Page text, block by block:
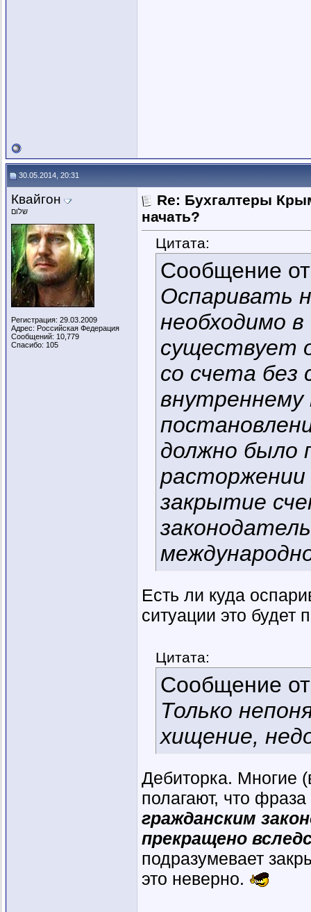
30.05.2014, 20:31
Квайгон
שלום
Регистрация: 29.03.2009
Адрес: Российская Федерация
Сообщений: 10,779
Спасибо: 105
Re: Бухгалтеры
начать?
Цитата:
Сообщение
Оспаривать
необходимо
существует
со счета без
внутреннему
должно было
расторжении
закрытие
Есть ли куда
ситуации это будет
Цитата:
Сообщение
Только
хищение,
Дебиторка. Многие
полагают, что
гражданским
прекращено
подразумевает
это неверно.